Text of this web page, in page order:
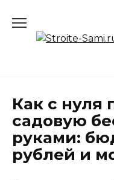
содержанию
Как с нуля
садовую
руками:
рублей и